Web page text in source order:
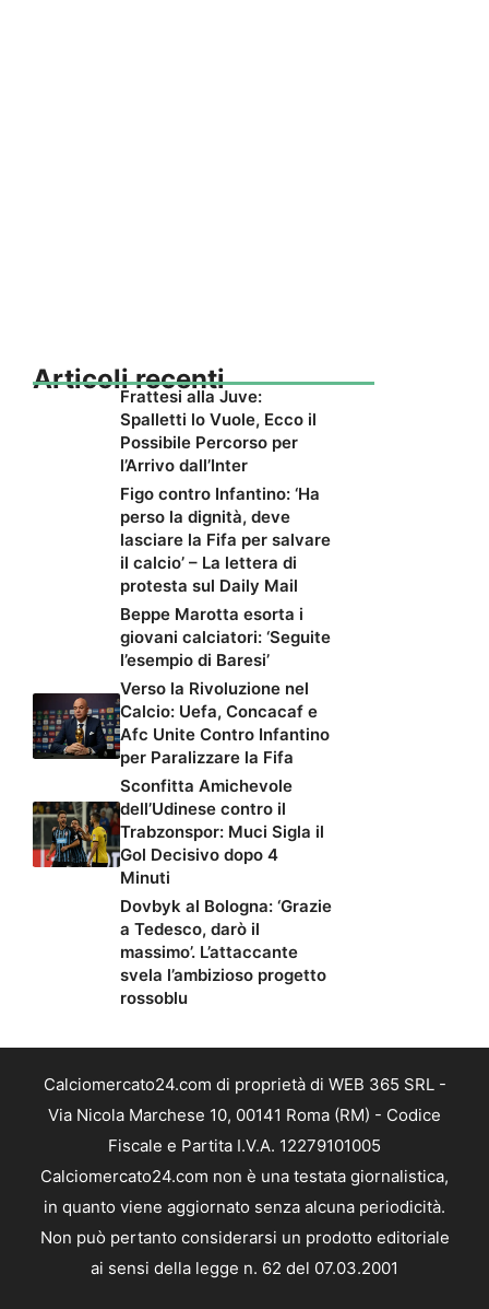
Articoli recenti
Frattesi alla Juve:
Spalletti lo Vuole, Ecco il
Possibile Percorso per
l’Arrivo dall’Inter
Figo contro Infantino: ‘Ha
perso la dignità, deve
lasciare la Fifa per salvare
il calcio’ – La lettera di
protesta sul Daily Mail
Beppe Marotta esorta i
giovani calciatori: ‘Seguite
l’esempio di Baresi’
Verso la Rivoluzione nel
Calcio: Uefa, Concacaf e
Afc Unite Contro Infantino
per Paralizzare la Fifa
Sconfitta Amichevole
dell’Udinese contro il
Trabzonspor: Muci Sigla il
Gol Decisivo dopo 4
Minuti
Dovbyk al Bologna: ‘Grazie
a Tedesco, darò il
massimo’. L’attaccante
svela l’ambizioso progetto
rossoblu
Calciomercato24.com di proprietà di WEB 365 SRL -
Via Nicola Marchese 10, 00141 Roma (RM) - Codice
Fiscale e Partita I.V.A. 12279101005
Calciomercato24.com non è una testata giornalistica,
in quanto viene aggiornato senza alcuna periodicità.
Non può pertanto considerarsi un prodotto editoriale
ai sensi della legge n. 62 del 07.03.2001